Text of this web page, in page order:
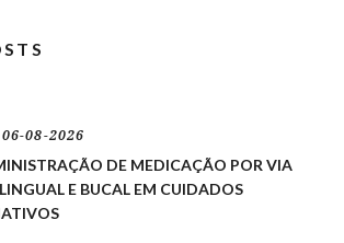
06-08-2026
DE MEDICAÇÃO POR VIA
E BUCAL EM CUIDADOS